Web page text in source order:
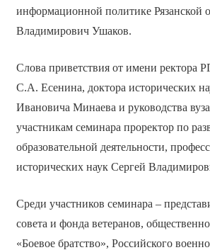
информационной политике Рязанской
Владимирович Ушаков.
Слова приветствия от имени ректора
С.А. Есенина, доктора исторических
Ивановича Минаева и руководства
участникам семинара проректор по
образовательной деятельности,
исторических наук Сергей
Среди участников семинара –
совета и фонда ветеранов,
«Боевое братство», Российского